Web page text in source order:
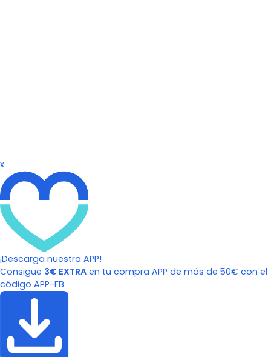
x
¡Descarga nuestra APP!
Consigue 3€ EXTRA en tu compra APP de más de 50€ con el
código APP-FB